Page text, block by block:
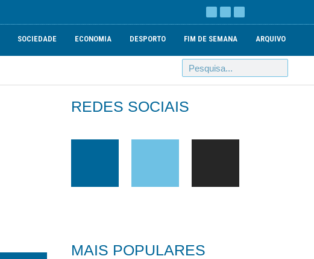
SOCIEDADE ECONOMIA DESPORTO FIM DE SEMANA ARQUIVO
REDES SOCIAIS
MAIS POPULARES